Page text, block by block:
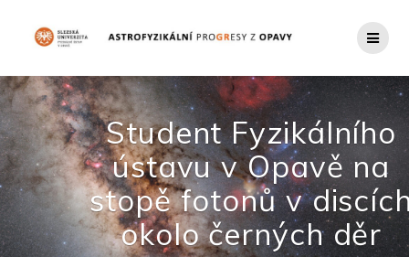
obsah
Student Fyzikálního
ústavu v Opavě na
stopě fotonů v
okolo černých děr